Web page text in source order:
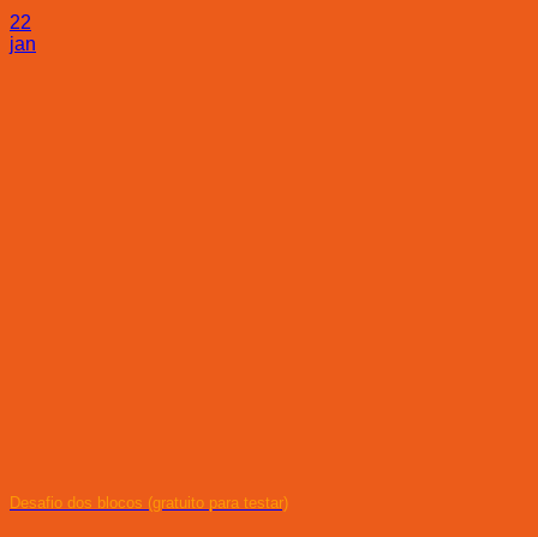
22
jan
Desafio dos blocos (gratuito para testar)